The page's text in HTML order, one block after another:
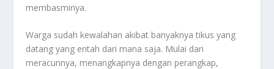
membasminya.
Warga sudah kewalahan akibat banyaknya tikus yang
datang yang entah dari mana saja. Mulai dari
meracunnya, menangkapnya dengan perangkap,